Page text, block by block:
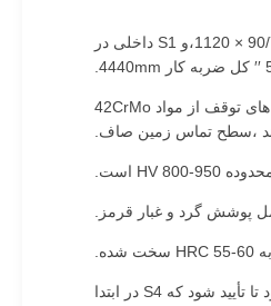
نوع تلسکوپی تک مرحله ای، نصب کلیوس در هر دو سر. S4 در 150mm سوراخ با میله 130mm شروع می شود، 1060mm ضربه. سپس S3 به 115/105 × 1110، S2 در 90/75 × 1120،و S1 داخلی در
دو مرحله بیرونی (S4 ، S3) از لوله بدون درز 27SiMn استفاده می کنند ، دو مرحله داخلی (S2 ، S1) 20 # بدون درز هستند. همه مراحل دارای ID برن شده با رول هستند. حلقه های توقف از مواد 42CrMo
هر سیلندر که مرحله به مرحله آزمایش شده است، برای 5 دقیقه در هر مرحله 25MPa هیدروستاتیک نگه داشته می شود، سپس یک توالی فشار پایین در 0.5MPa اجرا می شود تا تأیید شود که S4 در ابتدا